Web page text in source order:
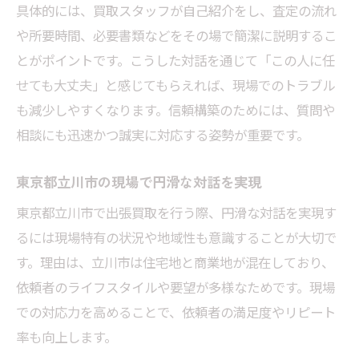
具体的には、買取スタッフが自己紹介をし、査定の流れ
や所要時間、必要書類などをその場で簡潔に説明するこ
とがポイントです。こうした対話を通じて「この人に任
せても大丈夫」と感じてもらえれば、現場でのトラブル
も減少しやすくなります。信頼構築のためには、質問や
相談にも迅速かつ誠実に対応する姿勢が重要です。
東京都立川市の現場で円滑な対話を実現
東京都立川市で出張買取を行う際、円滑な対話を実現す
るには現場特有の状況や地域性も意識することが大切で
す。理由は、立川市は住宅地と商業地が混在しており、
依頼者のライフスタイルや要望が多様なためです。現場
での対応力を高めることで、依頼者の満足度やリピート
率も向上します。